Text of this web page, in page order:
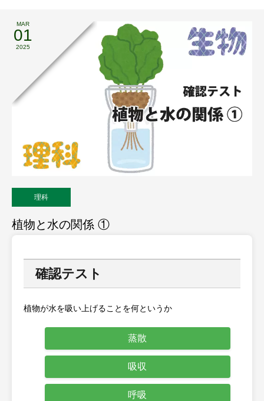
MAR
01
2025
理科
植物と水の関係 ①
確認テスト
植物が水を吸い上げることを何というか
蒸散
吸収
呼吸